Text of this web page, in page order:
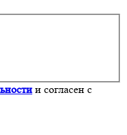
и согласен с